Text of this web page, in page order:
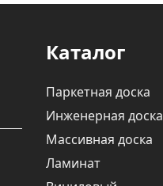
Каталог
Паркетная доска
Инженерная доска
Массивная доска
Ламинат